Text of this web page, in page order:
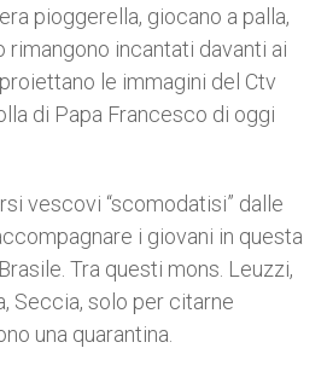
pioggerella, giocano a palla,
rimangono incantati davanti ai
le immagini del Ctv
di Papa Francesco di oggi
vescovi “scomodatisi” dalle
i giovani in questa
Tra questi mons. Leuzzi,
Seccia, solo per citarne
una quarantina.